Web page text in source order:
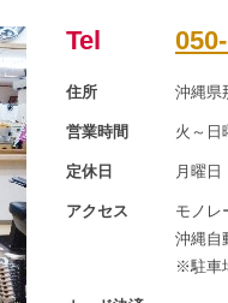
Tel
住所 沖縄県
営業時間 火～日
定休日 月曜日
アクセス
モノレ
沖縄自
※駐車